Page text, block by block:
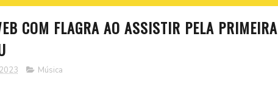
COM FLAGRA AO ASSISTIR PELA PRIMEIRA
Música